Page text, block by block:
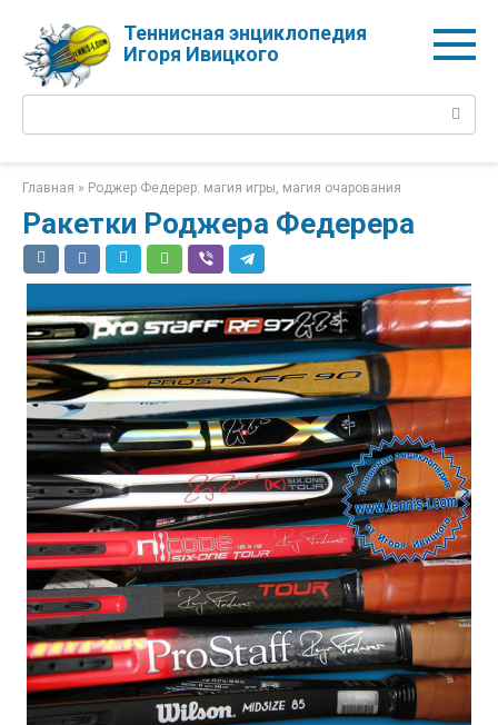
контенту
Теннисная энциклопедия
Игоря Ивицкого
Главная » Роджер Федерер: магия игры, магия очарования
Ракетки Роджера Федерера